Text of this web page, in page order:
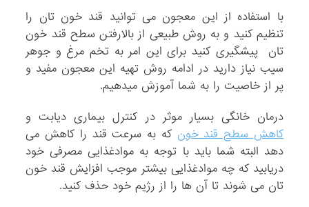
با استفاده از این معجون می توانید قند خون تان را
تنظیم کنید و به روش طبیعی از بالارفتن سطح قند خون
تان پیشگیری کنید برای این امر به تخم مرغ و جوهر
سیب نیاز دارید در ادامه روش تهیه این معجون مفید و
پر از خاصیت را به شما آموزش میدهیم.
درمان خانگی بسیار موثر در کنترل بیماری دیابت و
کاهش سطح قند خون که به سرعت قند را کاهش می
دهد البته شما باید با توجه به موادغذایی مصرفی خود
دریابید که چه موادغذایی بیشتر موجب افزایش قند خون
تان می شوند تا آن ها را از رژیم خود حذف کنید.